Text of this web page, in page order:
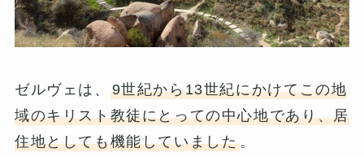
ゼルヴェは、 9世紀から13世紀にかけてこの地
域のキリスト教徒にとっての中心地であり、居
住地としても機能していました。